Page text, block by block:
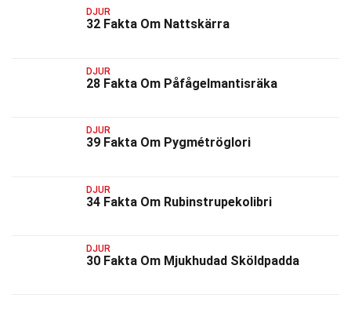
DJUR
32 Fakta Om Nattskärra
DJUR
28 Fakta Om Påfågelmantisräka
DJUR
39 Fakta Om Pygmétröglori
DJUR
34 Fakta Om Rubinstrupekolibri
DJUR
30 Fakta Om Mjukhudad Sköldpadda